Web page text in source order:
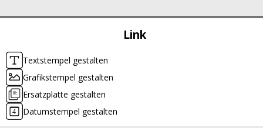
Link
Textstempel gestalten
Grafikstempel gestalten
Ersatzplatte gestalten
Datumstempel gestalten